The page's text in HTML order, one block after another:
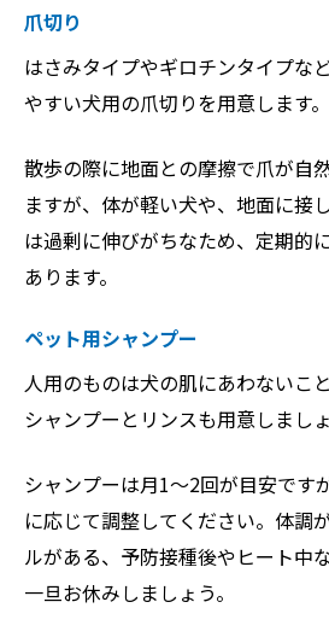
爪切り
はさみタイプやギロチンタイプな
やすい犬用の爪切りを用意します。
散歩の際に地面との摩擦で爪が自
ますが、体が軽い犬や、地面に接
は過剰に伸びがちなため、定期的
あります。
ペット用シャンプー
人用のものは犬の肌にあわないこ
シャンプーとリンスも用意しましょ
シャンプーは月1～2回が目安です
に応じて調整してください。体調
ルがある、予防接種後やヒート中
一旦お休みしましょう。